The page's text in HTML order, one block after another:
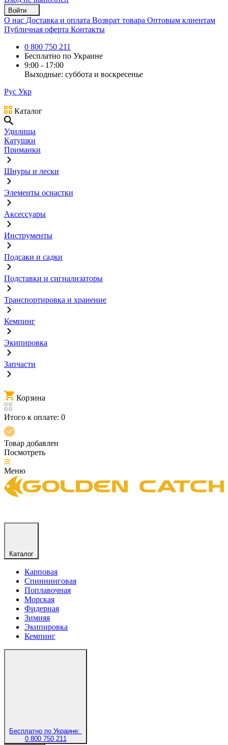
Войти
О нас Доставка и оплата Возврат товара Оптовым клиентам
Публичная оферта Контакты
0 800 750 211
Бесплатно по Украине
9:00 - 17:00
Выходные: суббота и воскресенье
Рус Укр
Каталог
Удилища
Катушки
Приманки
Шнуры и лески
Элементы оснастки
Аксессуары
Инструменты
Подсаки и садки
Подставки и сигнализаторы
Транспортировка и хранение
Кемпинг
Экипировка
Запчасти
Корзина
Итого к оплате: 0
Товар добавлен
Посмотреть
Меню
Каталог
Карповая
Спиннинговая
Поплавочная
Морская
Фидерная
Зимняя
Экипировка
Кемпинг
Бесплатно по Украине:
0 800 750 211